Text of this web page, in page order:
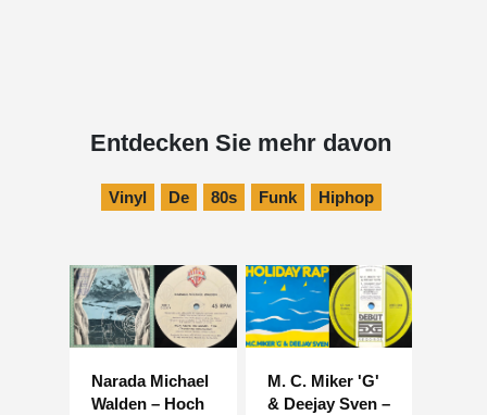
Entdecken Sie mehr davon
Vinyl De 80s Funk Hiphop
Narada Michael
Walden – Hoch
M. C. Miker 'G'
& Deejay Sven –